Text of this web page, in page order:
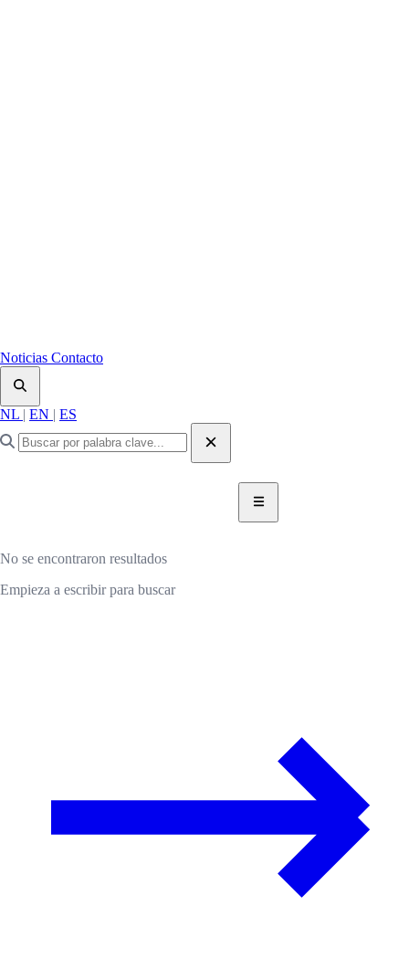
Noticias Contacto
NL | EN | ES
No se encontraron resultados
Empieza a escribir para buscar